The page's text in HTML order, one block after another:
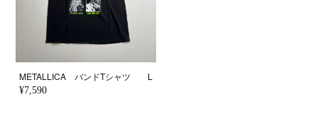
METALLICA バンドTシャツ L
¥7,590